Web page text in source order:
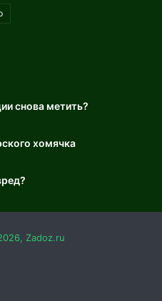
снова метить?
хомячка
Zadoz.ru